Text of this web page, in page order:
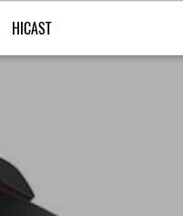
HICAST